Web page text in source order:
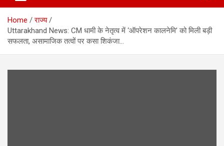
Home
राज्य
Uttarakhand News: CM धामी के नेतृत्व में ‘ऑपरेशन कालनेमि’ को मिली बड़ी
सफलता, असामाजिक तत्वों पर कसा शिकंजा…